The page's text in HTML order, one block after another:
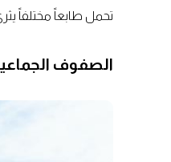
تحمل طابعاً مختلفاً
الصفوف